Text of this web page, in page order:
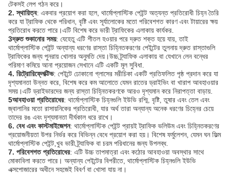
টেকসই লেপ গঠন করে।
2. স্থায়িত্ব: একবার প্রয়োগ করা হলে, থার্মোপ্লাস্টিক পেইন্ট অত্যন্ত প্রতিরোধী চিহ্ন তৈরি
করে যা ট্রাফিক থেকে পরিধান, বৃষ্টি এবং সূর্যালোকের মতো পরিবেশগত কারণ এবং টায়ারের ক্ষয়
প্রতিরোধ করতে পারে।এটি বিশেষ করে ভারী ট্রাফিকের এলাকায় কার্যকর.
3দ্রুত শুকানোর সময়: যেহেতু এটি শীতল হওয়ার পরে দ্রুত শক্ত হয়ে যায়, তাই
থার্মোপ্লাস্টিক পেইন্ট অন্যান্য ধরণের রাস্তা চিহ্নিতকরণের পেইন্টের তুলনায় দ্রুত রাস্তাগুলি
ট্রাফিকের জন্য পুনরায় খোলার অনুমতি দেয়।উচ্চ ট্র্যাফিক এলাকায় বা যেখানে লেন বন্ধের
পরিমাণ কমিয়ে আনা প্রয়োজন সেখানে এটি একটি মূল সুবিধা.
4. রিট্রোরিফ্লেক্টিভ: পেইন্টে ঢোকানো গ্লাসের মরীচিকা একটি প্রতিফলিত পৃষ্ঠ প্রদান করে যা
দৃশ্যমানতা উন্নত করে, বিশেষ করে কম আলোতে যেমন রাতের ড্রাইভিং বা খারাপ আবহাওয়ার
সময়।এটি ড্রাইভারদের জন্য রাস্তা চিহ্নিতকরণকে আরও দৃশ্যমান করে নিরাপত্তা বাড়ায়.
5আবহাওয়া প্রতিরোধের: থার্মোপ্লাস্টিক চিহ্নগুলি ইউভি রশ্মি, বৃষ্টি, তুষার এবং তেল এবং
জ্বালানির মতো রাসায়নিকের প্রতিরোধী, যার অর্থ তারা অন্যান্য অনেক ধরণের চিহ্নের চেয়ে
তাদের রঙ এবং দৃশ্যমানতা দীর্ঘকাল ধরে রাখে।
6. বেধ এবং কাস্টমাইজেশন: থার্মোপ্লাস্টিক পেইন্ট প্রায়ই ট্রাফিক ভলিউম এবং চিহ্নিতকরণের
প্রয়োজনীয়তা উপর নির্ভর করে বিভিন্ন বেধে প্রয়োগ করা হয়। বিশেষ ফর্মুলেশন, যেমন ঘন ফিল্ম
থার্মোপ্লাস্টিক পেইন্ট,খুব ভারী ট্র্যাফিক বা চরম পরিধানের জন্য উপলব্ধ.
7. পরিবেশগত প্রতিরোধের: এটি উচ্চ তাপমাত্রা এবং কঠোর আবহাওয়া অবস্থার সাথে
মোকাবিলা করতে পারে। অন্যান্য পেইন্টের বিপরীতে, থার্মোপ্লাস্টিক চিহ্নগুলি ইউভি
এক্সপোজারের অধীনে সহজেই বিবর্ণ বা খোসা যায় না।